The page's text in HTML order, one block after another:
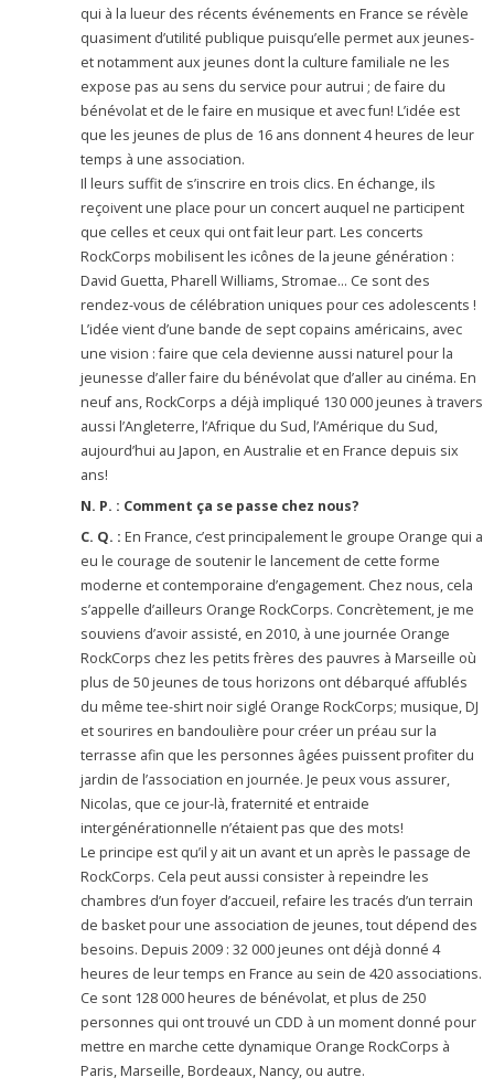
qui à la lueur des récents événements en France se révèle
quasiment d’utilité publique puisqu’elle permet aux jeunes-
et notamment aux jeunes dont la culture familiale ne les
expose pas au sens du service pour autrui ; de faire du
bénévolat et de le faire en musique et avec fun! L’idée est
que les jeunes de plus de 16 ans donnent 4 heures de leur
temps à une association.
Il leurs suffit de s’inscrire en trois clics. En échange, ils
reçoivent une place pour un concert auquel ne participent
que celles et ceux qui ont fait leur part. Les concerts
RockCorps mobilisent les icônes de la jeune génération :
David Guetta, Pharell Williams, Stromae… Ce sont des
rendez-vous de célébration uniques pour ces adolescents !
L’idée vient d’une bande de sept copains américains, avec
une vision : faire que cela devienne aussi naturel pour la
jeunesse d’aller faire du bénévolat que d’aller au cinéma. En
neuf ans, RockCorps a déjà impliqué 130 000 jeunes à travers
aussi l’Angleterre, l’Afrique du Sud, l’Amérique du Sud,
aujourd’hui au Japon, en Australie et en France depuis six
ans!
N. P. : Comment ça se passe chez nous?
C. Q. :En France, c’est principalement le groupe Orange qui a
eu le courage de soutenir le lancement de cette forme
moderne et contemporaine d’engagement. Chez nous, cela
s’appelle d’ailleurs Orange RockCorps. Concrètement, je me
souviens d’avoir assisté, en 2010, à une journée Orange
RockCorps chez les petits frères des pauvres à Marseille où
plus de 50 jeunes de tous horizons ont débarqué affublés
du même tee-shirt noir siglé Orange RockCorps; musique, DJ
et sourires en bandoulière pour créer un préau sur la
terrasse afin que les personnes âgées puissent profiter du
jardin de l’association en journée. Je peux vous assurer,
Nicolas, que ce jour-là, fraternité et entraide
intergénérationnelle n’étaient pas que des mots!
Le principe est qu’il y ait un avant et un après le passage de
RockCorps. Cela peut aussi consister à repeindre les
chambres d’un foyer d’accueil, refaire les tracés d’un terrain
de basket pour une association de jeunes, tout dépend des
besoins. Depuis 2009 : 32 000 jeunes ont déjà donné 4
heures de leur temps en France au sein de 420 associations.
Ce sont 128 000 heures de bénévolat, et plus de 250
personnes qui ont trouvé un CDD à un moment donné pour
mettre en marche cette dynamique Orange RockCorps à
Paris, Marseille, Bordeaux, Nancy, ou autre.